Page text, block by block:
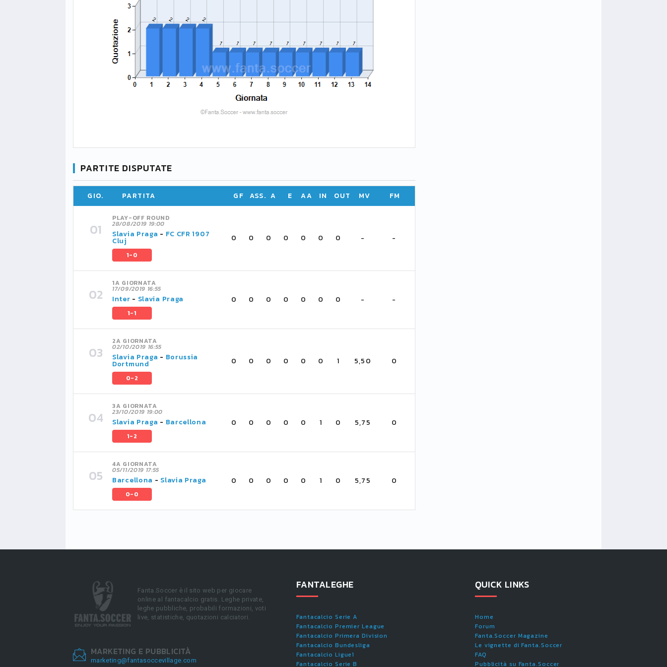
PARTITE DISPUTATE
GIO. PARTITA GF ASS. A E AA IN OUT MV FM
PLAY-OFF ROUND
28/08/2019 19:00
Slavia Praga - FC CFR 1907
Cluj
1-0
0 0 0 0 0 0 0 - -
1A GIORNATA
17/09/2019 16:55
Inter - Slavia Praga
1-1
0 0 0 0 0 0 0 - -
2A GIORNATA
02/10/2019 16:55
Slavia Praga - Borussia
Dortmund
0-2
0 0 0 0 0 0 1 5,50 0
3A GIORNATA
23/10/2019 19:00
Slavia Praga - Barcellona
1-2
0 0 0 0 0 1 0 5,75 0
4A GIORNATA
05/11/2019 17:55
Barcellona - Slavia Praga
0-0
0 0 0 0 0 1 0 5,75 0
Fanta.Soccer è il sito web per giocare
online al fantacalcio gratis. Leghe private,
leghe pubbliche, probabili formazioni, voti
live, statistiche, quotazioni calciatori.
MARKETING E PUBBLICITÀ
marketing@fantasoccevillage.com
FANTALEGHE
Fantacalcio Serie A
Fantacalcio Premier League
Fantacalcio Primera Division
Fantacalcio Bundesliga
Fantacalcio Ligue1
Fantacalcio Serie B
QUICK LINKS
Home
Forum
Fanta.Soccer Magazine
Le vignette di Fanta.Soccer
FAQ
Pubblicità su Fanta.Soccer